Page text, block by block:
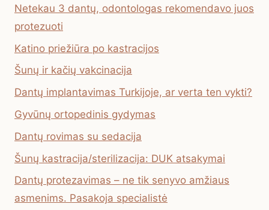
Netekau 3 dantų, odontologas rekomendavo juos
protezuoti
Katino priežiūra po kastracijos
Šunų ir kačių vakcinacija
Dantų implantavimas Turkijoje, ar verta ten vykti?
Gyvūnų ortopedinis gydymas
Dantų rovimas su sedacija
Šunų kastracija/sterilizacija: DUK atsakymai
Dantų protezavimas – ne tik senyvo amžiaus
asmenims. Pasakoja specialistė